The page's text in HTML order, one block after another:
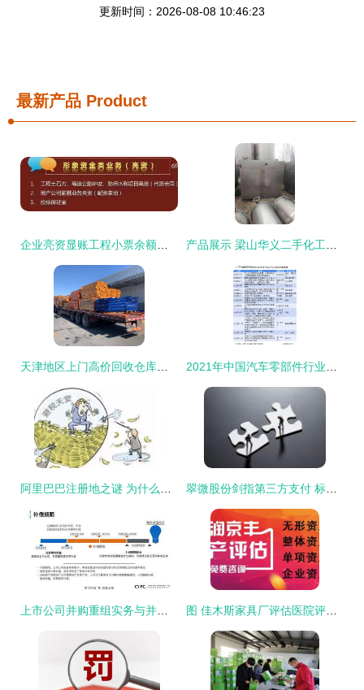
更新时间：2026-08-08 10:46:23
最新产品 Product
企业亮资显账工程小票余额单操作 产品展示 梁山华义二手化工设备购销公司
天津地区上门高价回收仓库货架，二手工厂收购全品类货架——专业服务保障您的资金高效回流 2021年中国汽车零部件行业市场现状与公司收购动态解析
阿里巴巴注册地之谜 为什么是加勒比海上的小岛？ 翠微股份剑指第三方支付 标的海科融通涉讼94起 已有两次失败“前科”
上市公司并购重组实务与并购显账资金操作解读 图 佳木斯家具厂评估医院评估食品厂评估酒店评估冷库评估饭店损失评 佳木斯会计审计 佳木斯列表网